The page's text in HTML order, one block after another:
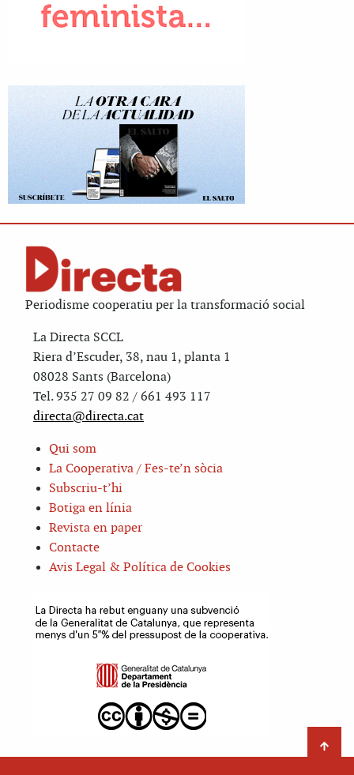
Periodisme cooperatiu per la transformació social
La Directa SCCL
Riera d’Escuder, 38, nau 1, planta 1
08028 Sants (Barcelona)
Tel. 935 27 09 82 / 661 493 117
directa@directa.cat
Qui som
La Cooperativa / Fes-te’n sòcia
Subscriu-t’hi
Botiga en línia
Revista en paper
Contacte
Avis Legal & Política de Cookies